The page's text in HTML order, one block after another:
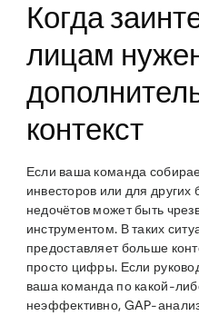
Когда
лицам
контекст
Если ваша команда
инвесторов или для
недочётов может быть
инструментом. В таких
предоставляет больше
просто цифры. Если
ваша команда по какой-
неэффективно, GAP-